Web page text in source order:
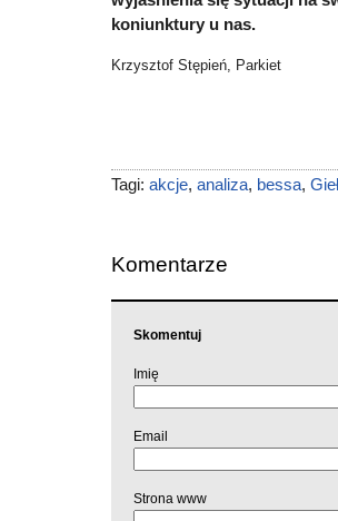
koniunktury u nas.
Krzysztof Stępień, Parkiet
Tagi: akcje, analiza, bessa,
Komentarze
Skomentuj
Imię
Email
Strona www